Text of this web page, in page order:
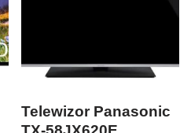
Telewizor Panasonic